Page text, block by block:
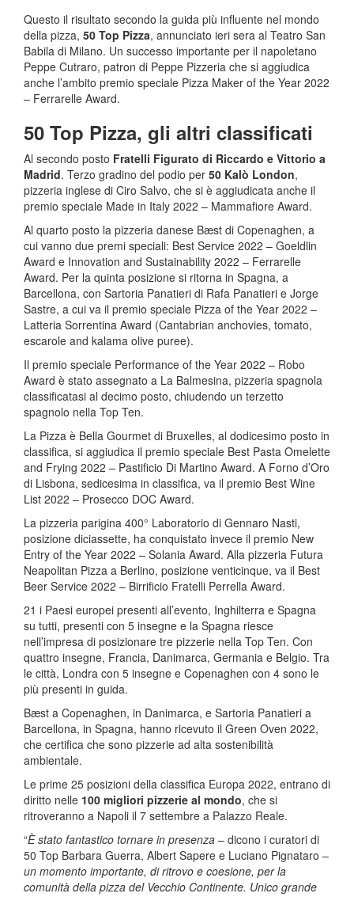
Questo il risultato secondo la guida più influente nel mondo
della pizza, 50 Top Pizza, annunciato ieri sera al Teatro San
Babila di Milano. Un successo importante per il napoletano
Peppe Cutraro, patron di Peppe Pizzeria che si aggiudica
anche l’ambito premio speciale Pizza Maker of the Year 2022
– Ferrarelle Award.
50 Top Pizza, gli altri classificati
Al secondo posto Fratelli Figurato di Riccardo e Vittorio a
Madrid. Terzo gradino del podio per 50 Kalò London,
pizzeria inglese di Ciro Salvo, che si è aggiudicata anche il
premio speciale Made in Italy 2022 – Mammafiore Award.
Al quarto posto la pizzeria danese Bæst di Copenaghen, a
cui vanno due premi speciali: Best Service 2022 – Goeldlin
Award e Innovation and Sustainability 2022 – Ferrarelle
Award. Per la quinta posizione si ritorna in Spagna, a
Barcellona, con Sartoria Panatieri di Rafa Panatieri e Jorge
Sastre, a cui va il premio speciale Pizza of the Year 2022 –
Latteria Sorrentina Award (Cantabrian anchovies, tomato,
escarole and kalama olive puree).
Il premio speciale Performance of the Year 2022 – Robo
Award è stato assegnato a La Balmesina, pizzeria spagnola
classificatasi al decimo posto, chiudendo un terzetto
spagnolo nella Top Ten.
La Pizza è Bella Gourmet di Bruxelles, al dodicesimo posto in
classifica, si aggiudica il premio speciale Best Pasta Omelette
and Frying 2022 – Pastificio Di Martino Award. A Forno d’Oro
di Lisbona, sedicesima in classifica, va il premio Best Wine
List 2022 – Prosecco DOC Award.
La pizzeria parigina 400° Laboratorio di Gennaro Nasti,
posizione diciassette, ha conquistato invece il premio New
Entry of the Year 2022 – Solania Award. Alla pizzeria Futura
Neapolitan Pizza a Berlino, posizione venticinque, va il Best
Beer Service 2022 – Birrificio Fratelli Perrella Award.
21 i Paesi europei presenti all’evento, Inghilterra e Spagna
su tutti, presenti con 5 insegne e la Spagna riesce
nell’impresa di posizionare tre pizzerie nella Top Ten. Con
quattro insegne, Francia, Danimarca, Germania e Belgio. Tra
le città, Londra con 5 insegne e Copenaghen con 4 sono le
più presenti in guida.
Bæst a Copenaghen, in Danimarca, e Sartoria Panatieri a
Barcellona, in Spagna, hanno ricevuto il Green Oven 2022,
che certifica che sono pizzerie ad alta sostenibilità
ambientale.
Le prime 25 posizioni della classifica Europa 2022, entrano di
diritto nelle 100 migliori pizzerie al mondo, che si
ritroveranno a Napoli il 7 settembre a Palazzo Reale.
“È stato fantastico tornare in presenza – dicono i curatori di
50 Top Barbara Guerra, Albert Sapere e Luciano Pignataro –
un momento importante, di ritrovo e coesione, per la
comunità della pizza del Vecchio Continente. Unico grande